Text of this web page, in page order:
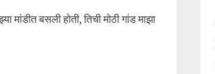
बसली होती, तिची मोठी गांड माझा